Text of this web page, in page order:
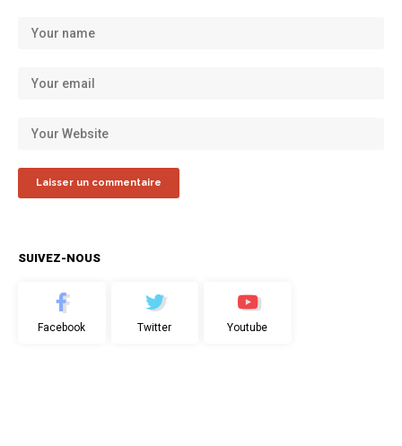
SUIVEZ-NOUS
Facebook Twitter Youtube